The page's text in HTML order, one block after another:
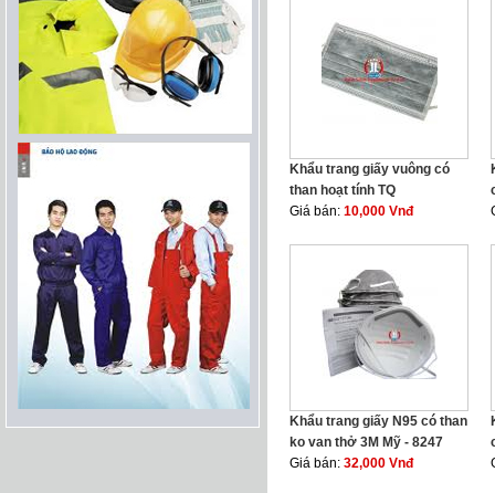
Khẩu trang giấy vuông có
than hoạt tính TQ
Giá bán: 10,000 Vnđ
Khẩu trang giấy N95 có than
ko van thở 3M Mỹ - 8247
Giá bán: 32,000 Vnđ